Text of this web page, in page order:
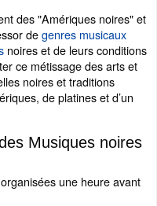
des "Amériques noires" et
degenres musicaux
noires et de leurs conditions
ce métissage des arts et
noires et traditions
de platines et d’un
Musiques noires
une heure avant